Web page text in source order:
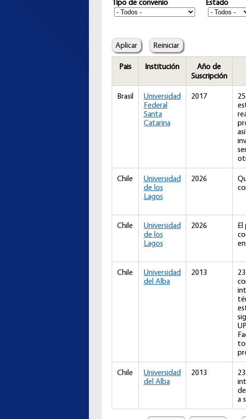
Tipo de convenio Estado
Pais Institución
Año de
Suscripción
Brasil
Universidad
Federal
Santa
Catarina
2017
Chile
Universidad
de los
Lagos
2026
Chile
Universidad
de los
Lagos
2026
Chile
Universidad
del Alba
2013
Chile
Universidad
del Alba
2013
a